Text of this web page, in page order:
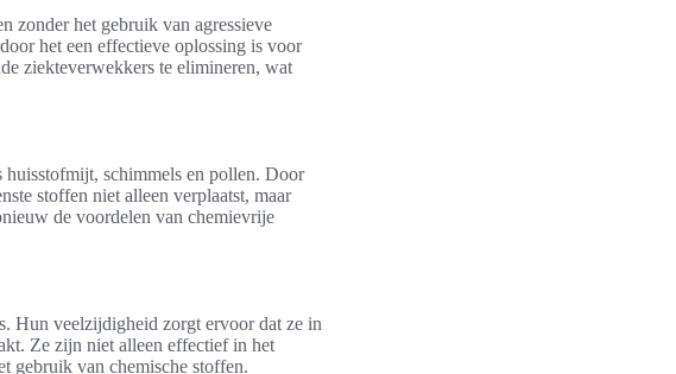
zonder het gebruik van agressieve
het een effectieve oplossing is voor
ziekteverwekkers te elimineren, wat
schimmels en pollen. Door
stoffen niet alleen verplaatst, maar
de voordelen van chemievrije
Hun veelzijdigheid zorgt ervoor dat ze in
Ze zijn niet alleen effectief in het
gebruik van chemische stoffen.